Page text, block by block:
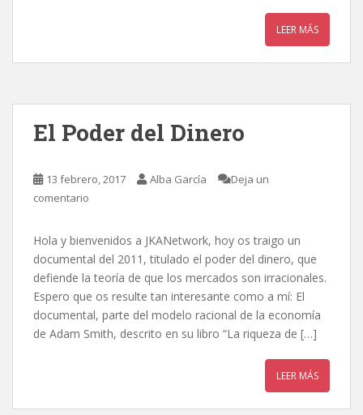
LEER MÁS
El Poder del Dinero
13 febrero, 2017 Alba García
Deja un
comentario
Hola y bienvenidos a JKANetwork, hoy os traigo un
documental del 2011, titulado el poder del dinero, que
defiende la teoría de que los mercados son irracionales.
Espero que os resulte tan interesante como a mí: El
documental, parte del modelo racional de la economía
de Adam Smith, descrito en su libro “La riqueza de […]
LEER MÁS